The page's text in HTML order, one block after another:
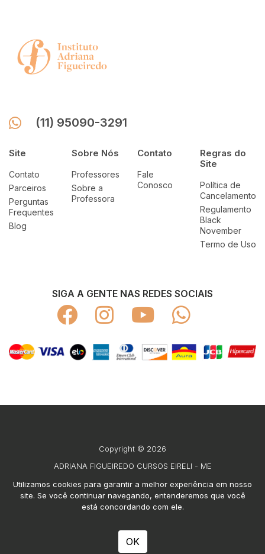
(11) 95090-3291
Site
Contato
Parceiros
Perguntas
Frequentes
Blog
Sobre Nós
Professores
Sobre a
Professora
Contato
Fale
Conosco
Regras do
Site
Política de
Cancelamento
Regulamento
Black
November
Termo de Uso
SIGA A GENTE NAS REDES SOCIAIS
Copyright © 2026
ADRIANA FIGUEIREDO CURSOS EIRELI - ME
CNPJ 24.457.140/0001-51
Todos os direitos reservados
Utilizamos cookies para garantir a melhor experiência em nosso
site. Se você continuar navegando, entenderemos que você
está concordando com ele.
OK